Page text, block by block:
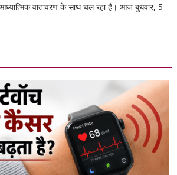
5
आध्यात्मिक वातावरण के साथ चल रहा है। आज बुधवार, 5